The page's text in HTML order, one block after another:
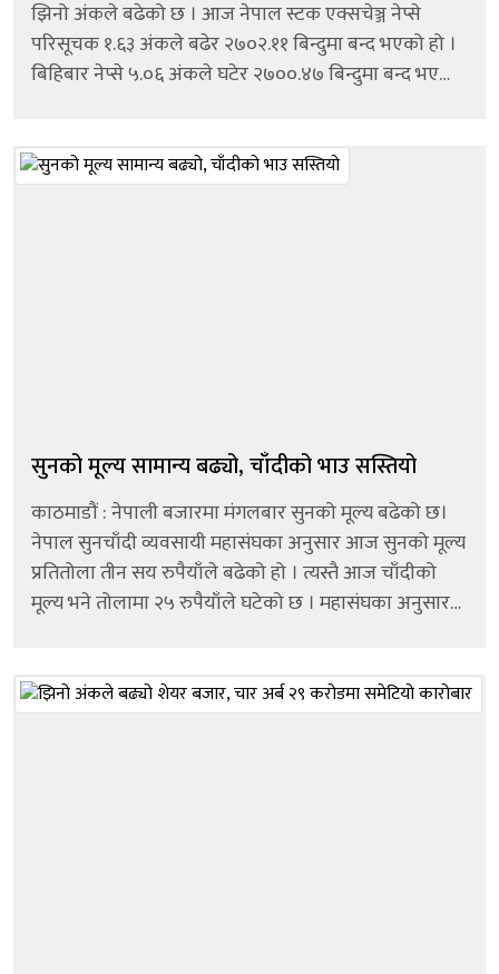
झिनो अंकले बढेको छ । आज नेपाल स्टक एक्सचेञ्ज नेप्से
परिसूचक १.६३ अंकले बढेर २७०२.११ बिन्दुमा बन्द भएको हो ।
बिहिबार नेप्से ५.०६ अंकले घटेर २७००.४७ बिन्दुमा बन्द भएको
सुनको मूल्य सामान्य बढ्यो, चाँदीको भाउ सस्तियो
काठमाडौं : नेपाली बजारमा मंगलबार सुनको मूल्य बढेको छ।
नेपाल सुनचाँदी व्यवसायी महासंघका अनुसार आज सुनको मूल्य
प्रतितोला तीन सय रुपैयाँले बढेको हो । त्यस्तै आज चाँदीको
मूल्य भने तोलामा २५ रुपैयाँले घटेको छ । महासंघका अनुसार